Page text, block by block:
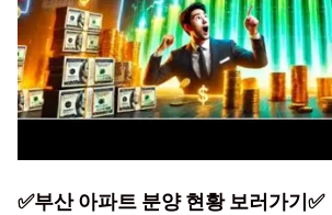
✅부산 아파트 분양 현황 보러가기✅